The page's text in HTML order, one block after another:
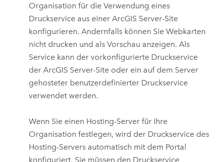
Organisation für die Verwendung eines
Druckservice aus einerArcGIS Server-Site
konfigurieren. Andernfalls können Sie Webkarten
nicht drucken und als Vorschau anzeigen. Als
Service kann der vorkonfigurierte Druckservice
derArcGIS Server-Site oder ein auf dem Server
gehosteter benutzerdefinierter Druckservice
verwendet werden.
Wenn Sie einen Hosting-Server für Ihre
Organisation festlegen, wird der Druckservice des
Hosting-Servers automatisch mit dem Portal
konfiguriert. Sie müssen den Druckservice